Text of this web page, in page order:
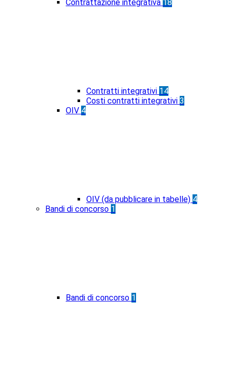
Contrattazione integrativa 18
Contratti integrativi 14
Costi contratti integrativi 3
OIV 4
OIV (da pubblicare in tabelle) 4
Bandi di concorso 1
Bandi di concorso 1